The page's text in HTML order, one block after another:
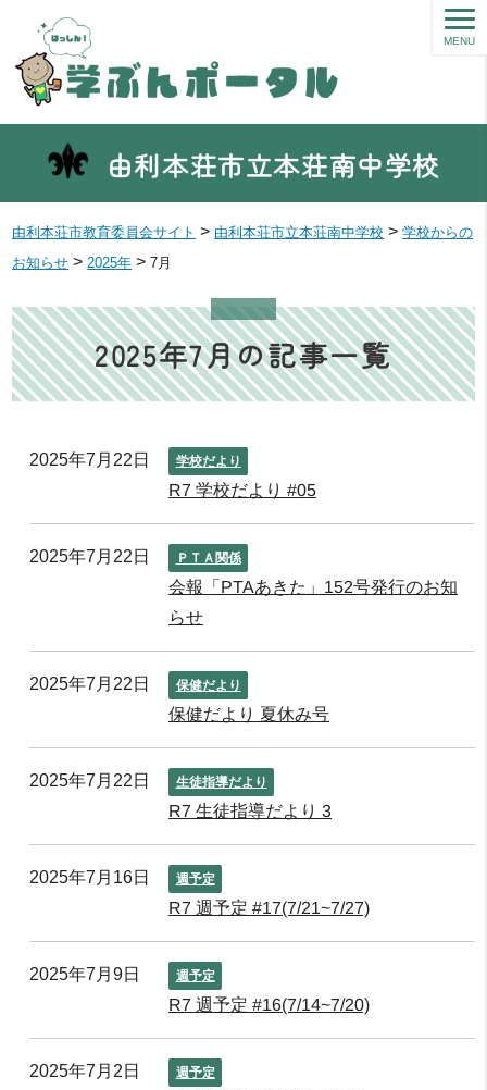
由利本荘市立本荘南中学校
MENU
由利本荘市教育委員会サイト > 由利本荘市立本荘南中学校 >学校からの
お知らせ > 2025年 >7月
2025年7月の記事一覧
2025年7月22日 学校だより
R7 学校だより #05
2025年7月22日 ＰＴＡ関係
会報「PTAあきた」152号発行のお知
らせ
2025年7月22日 保健だより
保健だより 夏休み号
2025年7月22日 生徒指導だより
R7 生徒指導だより 3
2025年7月16日 週予定
R7 週予定 #17(7/21~7/27)
2025年7月9日 週予定
R7 週予定 #16(7/14~7/20)
2025年7月2日 週予定